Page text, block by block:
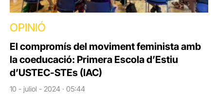
OPINIÓ
El compromís del moviment feminista amb
la coeducació: Primera Escola d’Estiu
d’USTEC-STEs (IAC)
10 - juliol - 2024 · 05:44